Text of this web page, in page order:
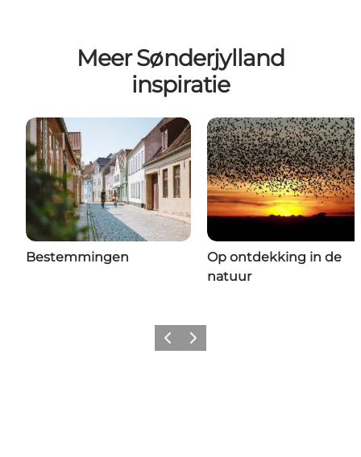
Meer Sønderjylland
inspiratie
Bestemmingen
Op ontdekking in de
natuur
Vorige Volgende